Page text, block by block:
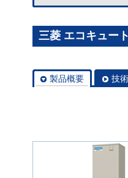
三菱 エコキュー
製品概要 技